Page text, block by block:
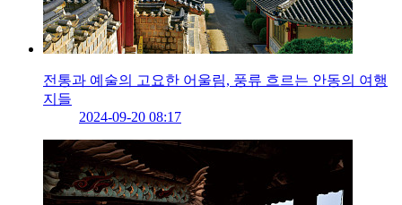
전통과 예술의 고요한 어울림, 풍류 흐르는 안동의 여행
지들
2024-09-20 08:17